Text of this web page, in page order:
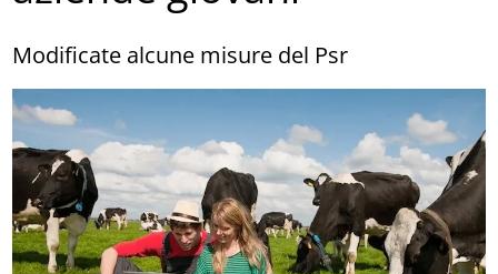
Modificate alcune misure del Psr